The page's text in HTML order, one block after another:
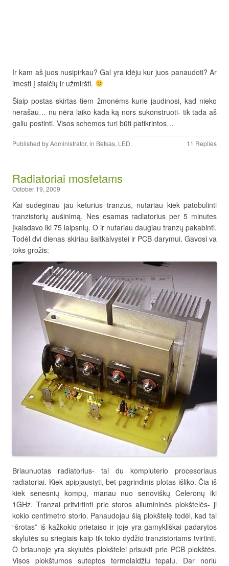
Ir kam aš juos nusipirkau? Gal yra idėju kur juos panaudoti? Ar
imesti į stalčių ir užmiršti.
Šiaip postas skirtas tiem žmonėms kurie jaudinosi, kad nieko
nerašau… nu nėra laiko kada ką nors sukonstruoti- tik tada aš
galiu postinti. Visos schemos turi būti patikrintos…
Published byAdministrator, in Betkas, LED. 11 Replies
Radiatoriai mosfetams
October 19, 2009
Kai sudeginau jau keturius tranzus, nutariau kiek patobulinti
tranzistorių aušinimą. Nes esamas radiatorius per 5 minutes
įkaisdavo iki 75 laipsnių. O ir nutariau daugiau tranzų pakabinti.
Todėl dvi dienas skiriau šaltkalvystei ir PCB darymui. Gavosi va
toks grožis:
Briaunuotas radiatorius- tai du kompiuterio procesoriaus
radiatoriai. Kiek apipjaustyti, bet pagrindinis plotas išliko. Čia iš
kiek senesnių kompų, manau nuo senoviškų Celeronų iki
1GHz. Tranzai pritvirtinti prie storos aliumininės plokštelės- ji
kokio centimetro storio. Panaudojau šią plokštelę todėl, kad tai
“šrotas” iš kažkokio prietaiso ir joje yra gamykliškai padarytos
skylutės su sriegiais kaip tik tokio dydžio tranzistoriams tvirtinti.
O briaunoje yra skylutės plokštelei prisukti prie PCB plokštės.
Visos plokštumos suteptos termolaidžiu tepalu. Dar noriu